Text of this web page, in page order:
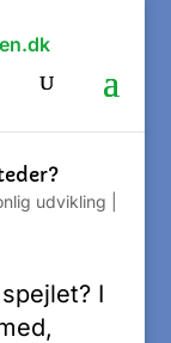
udvikling
I